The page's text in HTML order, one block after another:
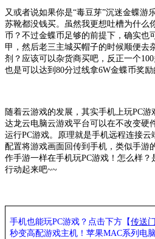
又或者说如果你是“毒豆芽”沉迷金蝶游
苏靴都没钱买。虽然我更想吐槽为什么
币？不过金蝶币足够的前提下，确实也
甲，然后老三主城买帽子的时候顺便去
剂？应该可以杂货商买吧，反正一个
也是可以达到80分过线拿6W金蝶币奖励
随着云游戏的发展，其实手机上玩PC游
达龙云电脑云游戏平台可以在不改变硬
运行PC游戏。原理就是手机远程连接
配置将游戏画面回传到手机，类似手游
作手游一样在手机玩PC游戏！怎么样
行动起来吧~~
手机也能玩PC游戏？点击下方【传送门
秒变高配游戏主机 ！苹果MAC系列电